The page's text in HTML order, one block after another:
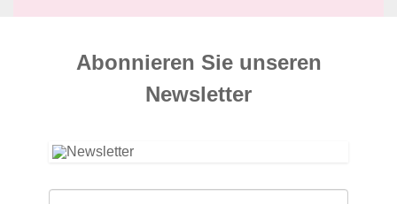
Abonnieren Sie unseren
News­letter